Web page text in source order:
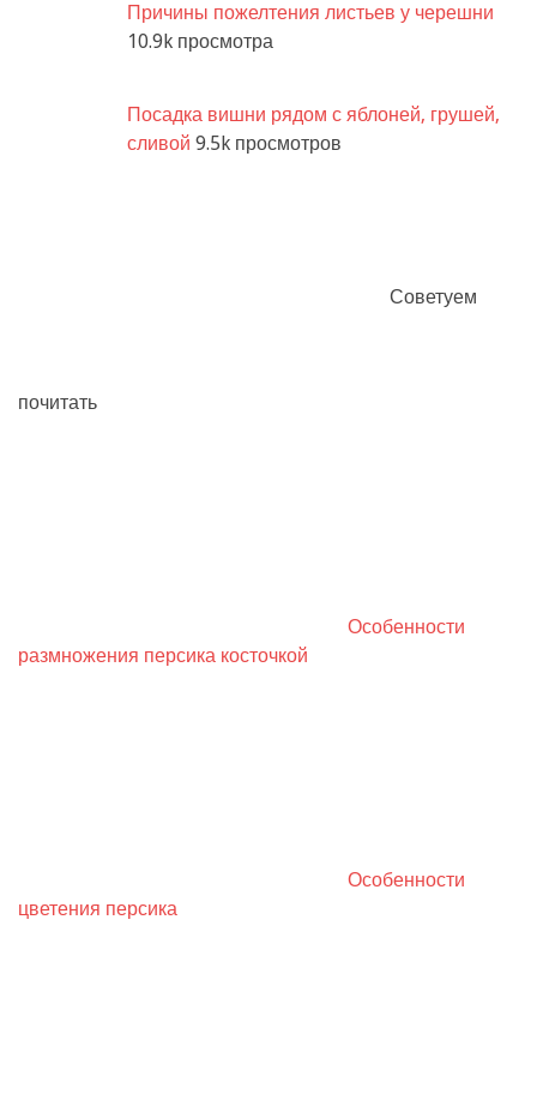
Причины пожелтения листьев у черешни
10.9k просмотра
Посадка вишни рядом с яблоней, грушей,
сливой 9.5k просмотров
Советуем
почитать
Особенности
размножения персика косточкой
Особенности
цветения персика